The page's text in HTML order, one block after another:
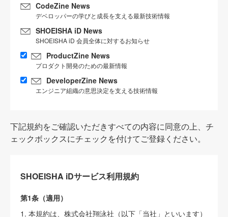
CodeZine News
デベロッパーの学びと成長を支える最新技術情報
SHOEISHA iD News
SHOEISHA iD 会員全体に対するお知らせ
ProductZine News
プロダクト開発のための最新情報
DeveloperZine News
エンジニア組織の意思決定を支える技術情報
下記規約をご確認いただきすべての内容に同意の上、チ
ェックボックスにチェックを付けてご登録ください。
SHOEISHA iDサービス利用規約
第1条（適用）
1. 本規約は、株式会社翔泳社（以下「当社」といいます）